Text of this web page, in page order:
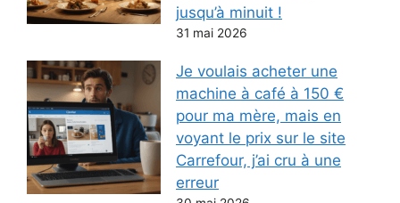
jusqu’à minuit !
31 mai 2026
Je voulais acheter une
machine à café à 150 €
pour ma mère, mais en
voyant le prix sur le site
Carrefour, j’ai cru à une
erreur